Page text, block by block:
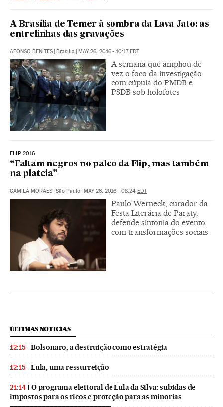
A Brasília de Temer à sombra da Lava Jato: as
entrelinhas das gravações
AFONSO BENITES | Brasilia | MAY 26, 2016 - 10:17EDT
A semana que ampliou de
vez o foco da investigação
com cúpula do PMDB e
PSDB sob holofotes
FLIP 2016
“Faltam negros no palco da Flip, mas também
na plateia”
CAMILA MORAES | São Paulo | MAY 26, 2016 - 08:24 EDT
Paulo Werneck, curador da
Festa Literária de Paraty,
defende sintonia do evento
com transformações sociais
ÚLTIMAS NOTICIAS
12:15 Bolsonaro, a destruição como estratégia
12:15 Lula, uma ressurreição
21:14
O programa eleitoral de Lula da Silva: subidas de
impostos para os ricos e proteção para as minorias